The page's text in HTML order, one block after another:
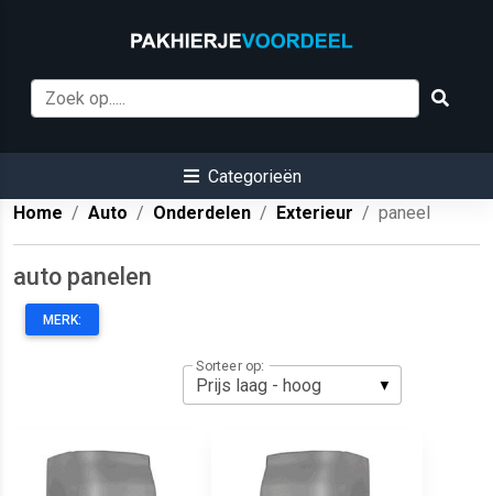
Categorieën
Home
Auto Onderdelen Exterieur paneel
auto panelen
MERK:
Sorteer op: